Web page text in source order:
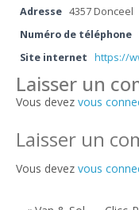
Adresse 4357 Donceel
Numéro de téléphone
Site internet https://
Laisser un
Vous devez vous
Laisser un
Vous devez vous